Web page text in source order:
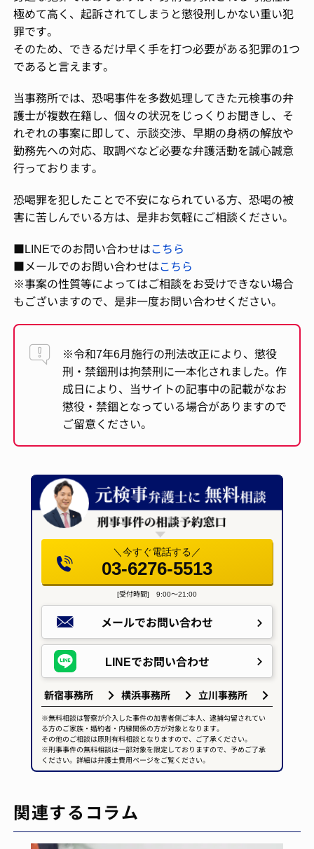
極めて高く、起訴されてしまうと懲役刑しかない重い犯
罪です。
そのため、できるだけ早く手を打つ必要がある犯罪の1つ
であると言えます。
当事務所では、恐喝事件を多数処理してきた元検事の弁
護士が複数在籍し、個々の状況をじっくりお聞きし、そ
れぞれの事案に即して、示談交渉、早期の身柄の解放や
勤務先への対応、取調べなど必要な弁護活動を誠心誠意
行っております。
恐喝罪を犯したことで不安になられている方、恐喝の被
害に苦しんでいる方は、是非お気軽にご相談ください。
■LINEでのお問い合わせはこちら
■メールでのお問い合わせはこちら
※事案の性質等によってはご相談をお受けできない場合
もございますので、是非一度お問い合わせください。
※令和7年6月施行の刑法改正により、懲役
刑・禁錮刑は拘禁刑に一本化されました。作
成日により、当サイトの記事中の記載がなお
懲役・禁錮となっている場合がありますので
ご留意ください。
＼今すぐ電話する／
03-6276-5513
[受付時間] 9:00～21:00
メールでお問い合わせ
LINEでお問い合わせ
新宿事務所 横浜事務所 立川事務所
※無料相談は警察が介入した事件の加害者側ご本人、逮捕勾留されてい
る方のご家族・婚約者・内縁関係の方が対象となります。
その他のご相談は原則有料相談となりますので、ご了承ください。
※刑事事件の無料相談は一部対象を限定しておりますので、予めご了承
ください。詳細は弁護士費用ページをご覧ください。
関連するコラム